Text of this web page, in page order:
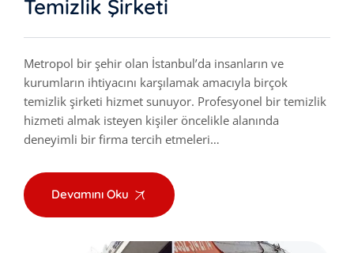
Temizlik Şirketi
Metropol bir şehir olan İstanbul’da insanların ve
kurumların ihtiyacını karşılamak amacıyla birçok
temizlik şirketi hizmet sunuyor. Profesyonel bir temizlik
hizmeti almak isteyen kişiler öncelikle alanında
deneyimli bir firma tercih etmeleri…
Devamını Oku